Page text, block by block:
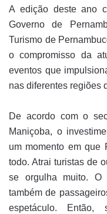
A edição deste ano
Governo de
Turismo de
o compromisso da
eventos que
nas diferentes regiões
De acordo com o
Maniçoba, o
um momento em que
todo. Atrai turistas de
se orgulha muito. O
também de
espetáculo.